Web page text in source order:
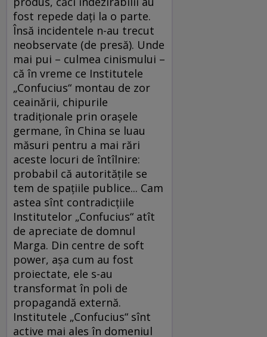
fost repede daţi la o parte.
Însă incidentele n-au trecut
neobservate (de presă). Unde
mai pui – culmea cinismului –
că în vreme ce Institutele
„Confucius“ montau de zor
ceainării, chipurile
tradiţionale prin oraşele
germane, în China se luau
măsuri pentru a mai rări
aceste locuri de întîlnire:
probabil că autorităţile se
tem de spaţiile publice... Cam
astea sînt contradicţiile
Institutelor „Confucius“ atît
de apreciate de domnul
Marga. Din centre de soft
power, aşa cum au fost
proiectate, ele s-au
transformat în poli de
propagandă externă.
Institutele „Confucius“ sînt
active mai ales în domeniul